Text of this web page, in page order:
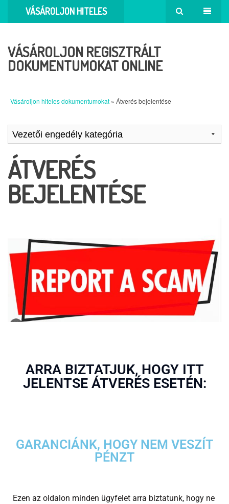
VÁSÁROLJON HITELES
VÁSÁROLJON REGISZTRÁLT
DOKUMENTUMOKAT ONLINE
Vásároljon hiteles dokumentumokat » Átverés bejelentése
ÁTVERÉS
BEJELENTÉSE
ARRA BIZTATJUK, HOGY ITT
JELENTSE ÁTVERÉS ESETÉN:
GARANCIÁNK, HOGY NEM VESZÍT
PÉNZT
Ezen az oldalon minden ügyfelet arra biztatunk, hogy ne